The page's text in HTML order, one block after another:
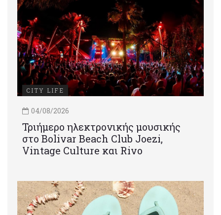
CITY LIFE
04/08/2026
Τριήμερο ηλεκτρονικής μουσικής
στο Bolivar Beach Club Joezi,
Vintage Culture και Rivo